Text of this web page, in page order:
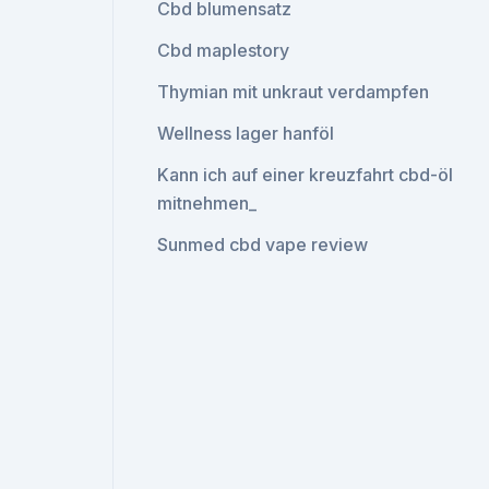
Cbd blumensatz
Cbd maplestory
Thymian mit unkraut verdampfen
Wellness lager hanföl
Kann ich auf einer kreuzfahrt cbd-öl
mitnehmen_
Sunmed cbd vape review